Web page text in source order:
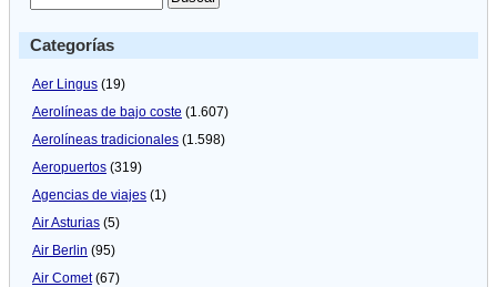
Categorías
Aer Lingus (19)
Aerolíneas de bajo coste (1.607)
Aerolíneas tradicionales (1.598)
Aeropuertos (319)
Agencias de viajes (1)
Air Asturias (5)
Air Berlin (95)
Air Comet(67)